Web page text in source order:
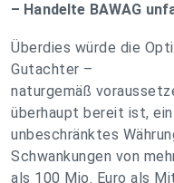
– Handelte BAWAG
Überdies würde die
Gutachter –
naturgemäß
überhaupt bereit ist, ein
unbeschränktes
Schwankungen von
als 100 Mio. Euro als